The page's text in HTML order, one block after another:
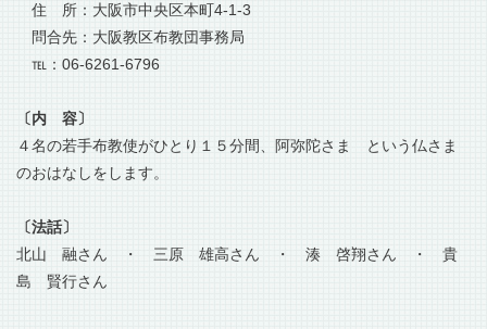
住 所：大阪市中央区本町4-1-3
問合先：大阪教区布教団事務局
℡：06-6261-6796
〔内 容〕
４名の若手布教使がひとり１５分間、阿弥陀さま という仏さま
のおはなしをします。
〔法話〕
北山 融さん ・ 三原 雄高さん ・ 湊 啓翔さん ・ 貴
島 賢行さん